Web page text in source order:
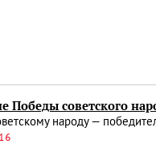
советского
народу —